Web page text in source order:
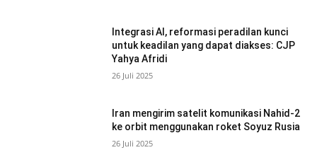
Integrasi AI, reformasi peradilan kunci
untuk keadilan yang dapat diakses: CJP
Yahya Afridi
26 Juli 2025
Iran mengirim satelit komunikasi Nahid-2
ke orbit menggunakan roket Soyuz Rusia
26 Juli 2025